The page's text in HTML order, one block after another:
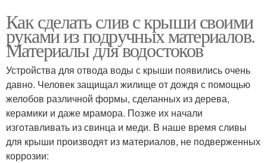
Как сделать слив с крыши своими
руками из подручных материалов.
Материалы для водостоков
Устройства для отвода воды с крыши появились очень
давно. Человек защищал жилище от дождя с помощью
желобов различной формы, сделанных из дерева,
керамики и даже мрамора. Позже их начали
изготавливать из свинца и меди. В наше время сливы
для крыши производят из материалов, не подверженных
коррозии: